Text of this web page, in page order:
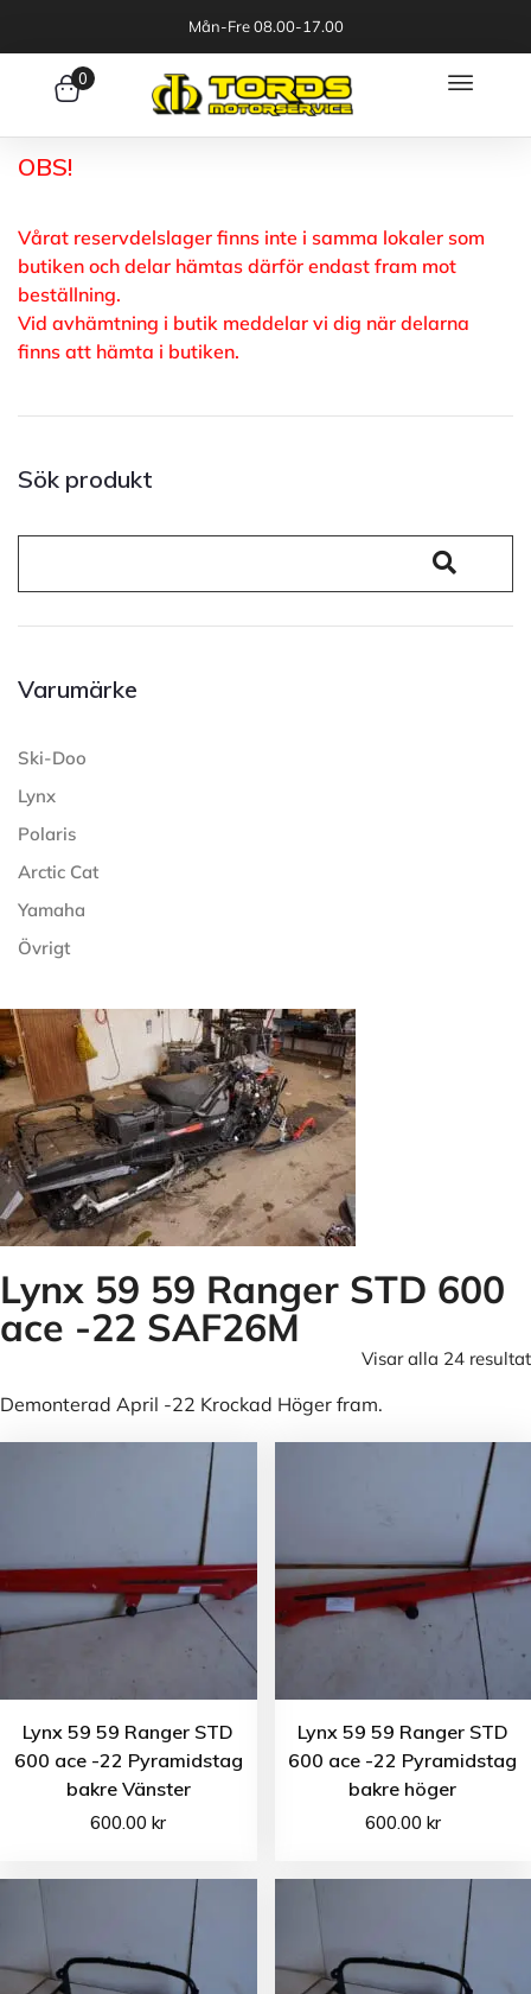
Mån-Fre 08.00-17.00
0
OBS!
Vårat reservdelslager finns inte i samma lokaler som
butiken och delar hämtas därför endast fram mot
beställning.
Vid avhämtning i butik meddelar vi dig när delarna
finns att hämta i butiken.
Sök produkt
Varumärke
Ski-Doo
Lynx
Polaris
Arctic Cat
Yamaha
Övrigt
Lynx 59 59 Ranger STD 600
ace -22 SAF26M
Visar alla 24 resultat
Demonterad April -22 Krockad Höger fram.
Lynx 59 59 Ranger STD
600 ace -22 Pyramidstag
bakre Vänster
600.00kr
Lynx 59 59 Ranger STD
600 ace -22 Pyramidstag
bakre höger
600.00 kr